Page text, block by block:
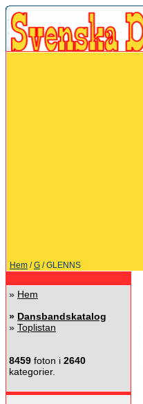
Hem /G / GLENNS
» Hem
» Dansbandskatalog
» Toplistan
8459 foton i 2640
kategorier.